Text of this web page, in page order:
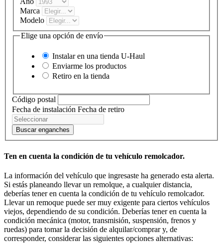
Marca
Modelo
Elige una opción de envío
Instalar en una tienda U-Haul
Enviarme los productos
Retiro en la tienda
Código postal
Fecha de instalación Fecha de retiro
Buscar enganches
Ten en cuenta la condición de tu vehículo remolcador.
La información del vehículo que ingresaste ha generado esta alerta.
Si estás planeando llevar un remolque, a cualquier distancia,
deberías tener en cuenta la condición de tu vehículo remolcador.
Llevar un remoque puede ser muy exigente para ciertos vehículos
viejos, dependiendo de su condición. Deberías tener en cuenta la
condición mecánica (motor, transmisión, suspensión, frenos y
ruedas) para tomar la decisión de alquilar/comprar y, de
corresponder, considerar las siguientes opciones alternativas: